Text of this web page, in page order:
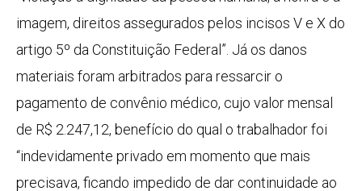
imagem, direitos assegurados pelos incisos V e X do
artigo 5º da Constituição Federal”. Já os danos
materiais foram arbitrados para ressarcir o
pagamento de convênio médico, cujo valor mensal
de R$ 2.247,12, benefício do qual o trabalhador foi
“indevidamente privado em momento que mais
precisava, ficando impedido de dar continuidade ao